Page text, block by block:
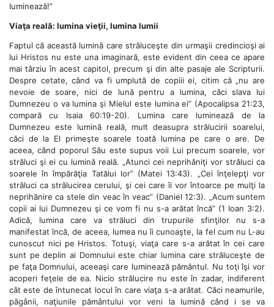
luminează!”
Viaţa reală: lumina vieţii, lumina lumii
Faptul că această lumină care străluceşte din urmaşii credincioşi ai
lui Hristos nu este una imaginară, este evident din ceea ce apare
mai târziu în acest capitol, precum şi din alte pasaje ale Scripturii.
Despre cetate, când va fi umplută de copiii ei, citim că „nu are
nevoie de soare, nici de lună pentru a lumina, căci slava lui
Dumnezeu o va lumina şi Mielul este lumina ei” (Apocalipsa 21:23,
compară cu Isaia 60:19-20). Lumina care luminează de la
Dumnezeu este lumină reală, mult deasupra strălucirii soarelui,
căci de la El primeşte soarele toată lumina pe care o are. De
aceea, când poporul Său este supus voii Lui precum soarele, vor
străluci şi ei cu lumină reală. „Atunci cei neprihăniţi vor străluci ca
soarele în împărăţia Tatălui lor” (Matei 13:43). „Cei înţelepţi vor
străluci ca strălucirea cerului, şi cei care îi vor întoarce pe mulţi la
neprihănire ca stele din veac în veac” (Daniel 12:3). „Acum suntem
copii ai lui Dumnezeu şi ce vom fi nu s-a arătat încă” (1 Ioan 3:2).
Adică, lumina care va străluci din trupurile sfinţilor nu s-a
manifestat încă, de aceea, lumea nu îi cunoaşte, la fel cum nu L-au
cunoscut nici pe Hristos. Totuşi, viaţa care s-a arătat în cei care
sunt pe deplin ai Domnului este chiar lumina care străluceşte de
pe faţa Domnului, aceeaşi care luminează pământul. Nu toţi îşi vor
acoperi feţele de ea. Nicio strălucire nu este în zadar, indiferent
cât este de întunecat locul în care viaţa s-a arătat. Căci neamurile,
păgânii, naţiunile pământului vor veni la lumină când i se va